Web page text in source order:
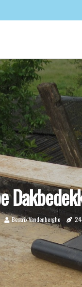
Beatrix Vandenberghe